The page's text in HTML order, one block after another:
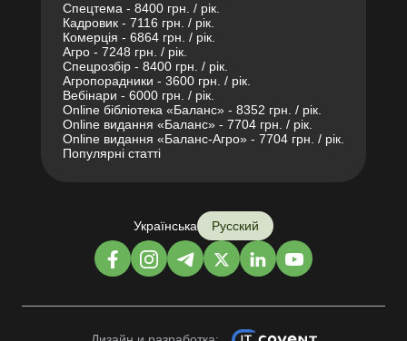
Спецтема - 8400 грн. / рік.
Кадровик - 7116 грн. / рік.
Комерція - 6864 грн. / рік.
Агро - 7248 грн. / рік.
Спецрозбір - 8400 грн. / рік.
Агропорадники - 3600 грн. / рік.
Вебінари - 6000 грн. / рік.
Online бібліотека «Баланс» - 8352 грн. / рік.
Online видання «Баланс» - 7704 грн. / рік.
Online видання «Баланс-Агро» - 7704 грн. / рік.
Популярні статті
Українська Русский